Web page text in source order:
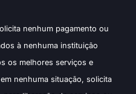
nenhum pagamento ou
à nenhuma instituição
os melhores serviços e
nenhuma situação, solicita